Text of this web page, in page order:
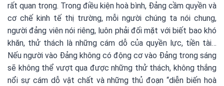
rất quan trọng. Trong điều kiện hoà bình, Đảng cầm quyền và
cơ chế kinh tế thị trường, mỗi người chúng ta nói chung,
người đảng viên nói riêng, luôn phải đối mặt với biết bao khó
khăn, thử thách là những cám dỗ của quyền lực, tiền tài…
Nếu người vào Đảng không có động cơ vào Đảng trong sáng
sẽ không thể vượt qua được những thử thách, không thắng
nổi sự cám dỗ vật chất và những thủ đoạn “diễn biến hoà